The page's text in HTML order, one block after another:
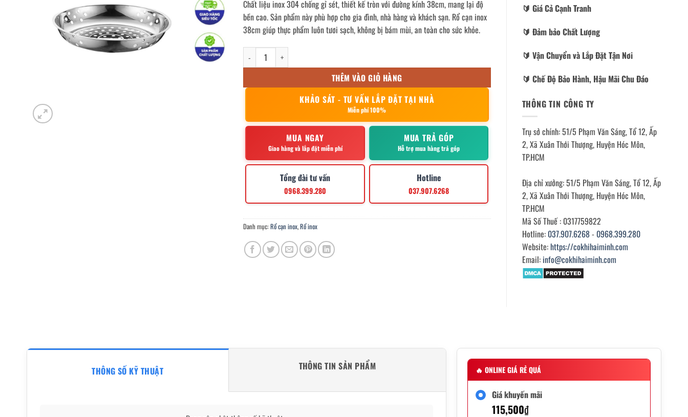
Chất liệu inox 304 chống gỉ sét, thiết kế tròn với đường kính 38cm, mang lại độ
bền cao. Sản phẩm này phù hợp cho gia đình, nhà hàng và khách sạn. Rổ cạn inox
38cm giúp thực phẩm luôn tươi sạch, không bị bám mùi, an toàn cho sức khỏe.
Rổ cạn inox 38cm số lượng
THÊM VÀO GIỎ HÀNG
KHẢO SÁT - TƯ VẤN LẮP ĐẶT TẠI NHÀ
Miễn phí 100%
MUA NGAY
Giao hàng và lắp đặt miễn phí
MUA TRẢ GÓP
Hỗ trợ mua hàng trả góp
Tổng đài tư vấn
0968.399.280
Hotline
037.907.6268
Danh mục:Rổ cạn inox,Rổ inox
🔰️ Giá Cả Cạnh Tranh
🔰️ Đảm bảo Chất Lượng
🔰️ Vận Chuyển và Lắp Đặt Tận Nơi
🔰️ Chế Độ Bảo Hành, Hậu Mãi Chu Đáo
THÔNG TIN CÔNG TY
Trụ sở chính: 51/5 Phạm Văn Sáng, Tổ 12, Ấp
2, Xã Xuân Thới Thượng, Huyện Hóc Môn,
TP.HCM
Địa chỉ xưởng: 51/5 Phạm Văn Sáng, Tổ 12, Ấp
2, Xã Xuân Thới Thượng, Huyện Hóc Môn,
TP.HCM
Mã Số Thuế : 0317759822
Hotline: 037.907.6268- 0968.399.280
Website: https://cokhihaiminh.com
Email: info@cokhihaiminh.com
THÔNG SỐ KỸ THUẬT THÔNG TIN SẢN PHẨM 🔥 ONLINE GIÁ RẺ QUÁ
Giá khuyến mãi
115,500₫